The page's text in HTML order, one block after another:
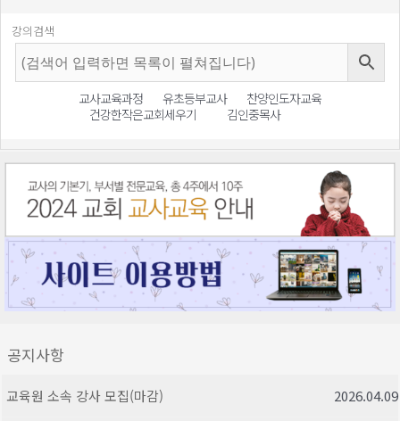
강의검색
교사교육과정 유초등부교사
찬양인도자교육
건강한작은교회세우기
김인중목사
공지사항
교육원 소속 강사 모집(마감) 2026.04.09